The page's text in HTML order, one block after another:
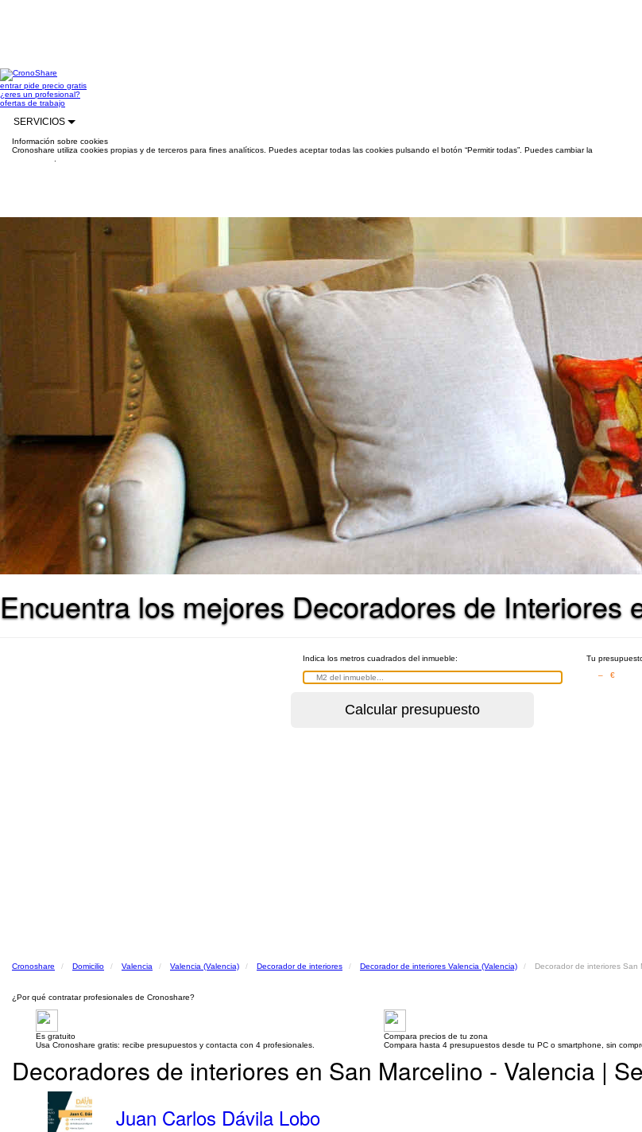
entrarpide precio gratis
¿eres un profesional?
ofertas de trabajo
SERVICIOS
Información sobre cookies
Cronoshare utiliza cookies propias y de terceros para fines analíticos. Puedes aceptar todas las cookies pulsando el botón “Permitir todas”. Puedes cambiar la
Encuentra los mejores Decoradores de Interiores
Indica los metros cuadrados del inmueble:
Tu
– €
Cronoshare Domicilio Valencia Valencia (Valencia) Decorador de interiores Decorador de interiores Valencia (Valencia) Decorador de interiores San
¿Por qué contratar profesionales de Cronoshare?
Es gratuito
Usa Cronoshare gratis: recibe presupuestos y contacta con 4 profesionales.
Compara precios de tu zona
Compara hasta 4 presupuestos desde tu PC o smartphone, sin
Decoradores de interiores en San Marcelino - Valencia |
Juan Carlos Dávila Lobo